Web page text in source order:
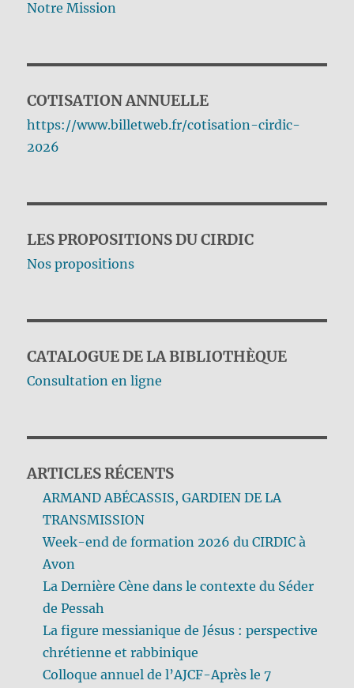
Notre Mission
COTISATION ANNUELLE
https://www.billetweb.fr/cotisation-cirdic-
2026
LES PROPOSITIONS DU CIRDIC
Nos propositions
CATALOGUE DE LA BIBLIOTHÈQUE
Consultation en ligne
ARTICLES RÉCENTS
ARMAND ABÉCASSIS, GARDIEN DE LA
TRANSMISSION
Week-end de formation 2026 du CIRDIC à
Avon
La Dernière Cène dans le contexte du Séder
de Pessah
La figure messianique de Jésus : perspective
chrétienne et rabbinique
Colloque annuel de l’AJCF-Après le 7